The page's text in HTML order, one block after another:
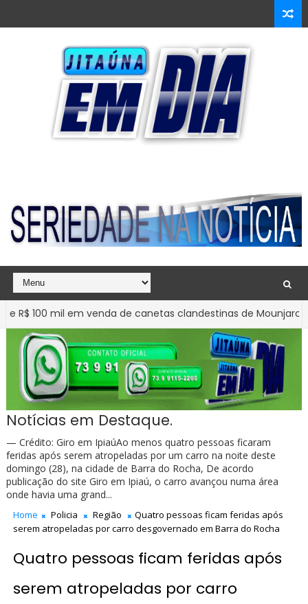
mil em venda de canetas clandestinas de Mounjaro no Norte
Notícias em Destaque.
— Crédito: Giro em IpiaúAo menos quatro pessoas ficaram
feridas após serem atropeladas por um carro na noite deste
domingo (28), na cidade de Barra do Rocha, De acordo
publicação do site Giro em Ipiaú, o carro avançou numa área
onde havia uma grand...
Home Policia Região
Quatro pessoas ficam feridas após
serem atropeladas por carro desgovernado em Barra do Rocha
Quatro pessoas ficam feridas após
serem atropeladas por carro